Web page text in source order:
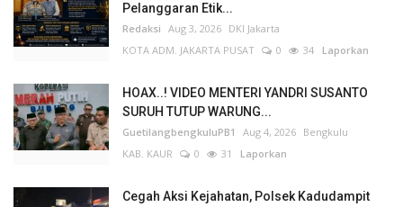
Pelanggaran Etik...
Redaksi Aug 3, 2026 DKI Jakarta
KOTA ADM. JAKARTA PUSAT
0 34 Laporkan
HOAX..! VIDEO MENTERI YANDRI SUSANTO
SURUH TUTUP WARUNG...
GuetilangbengkuluPB1 Aug 4, 2026 Bengkulu
KAB. KAUR
0 31 Laporkan
Cegah Aksi Kejahatan, Polsek Kadudampit